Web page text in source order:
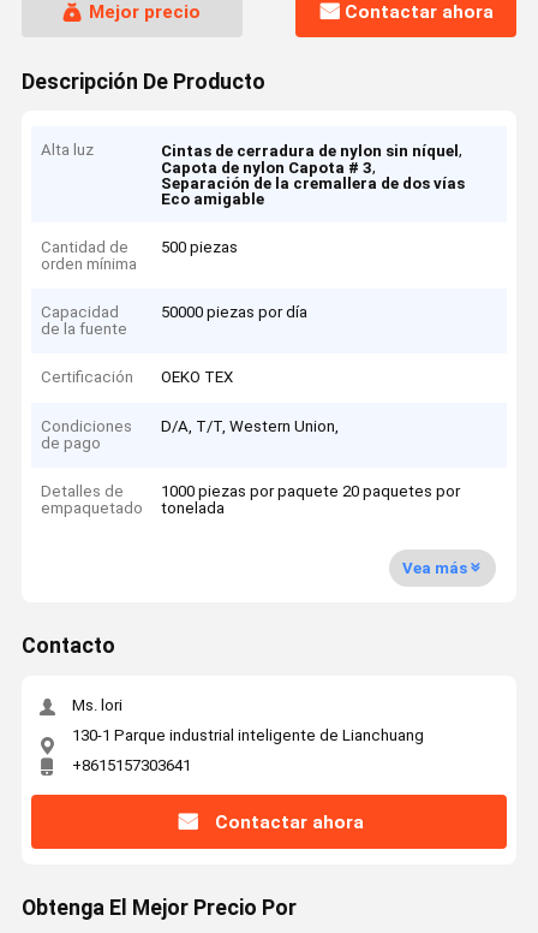
Mejor precio Contactar ahora
Descripción De Producto
Alta luz Cintas de cerradura de nylon sin níquel,
Capota de nylon Capota # 3,
Separación de la cremallera de dos vías
Eco amigable
Cantidad de
orden mínima
500 piezas
Capacidad
de la fuente
50000 piezas por día
Certificación OEKO TEX
Condiciones
de pago
D/A, T/T, Western Union,
Detalles de
empaquetado
1000 piezas por paquete 20 paquetes por
tonelada
Vea más
Contacto
Ms. lori
130-1 Parque industrial inteligente de Lianchuang
+8615157303641
Contactar ahora
Obtenga El Mejor Precio Por